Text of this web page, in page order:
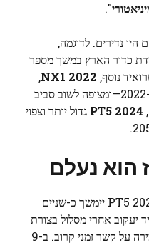
".
נדירים. לדוגמה,
כדור הארץ במשך מספר
2022 NX1
,
שימש כירח זמני פעמיים—ב-1981 וב-2022—ומצופה לשוב סביב
2024 PT5
גדול יותר וצפוי
הוא נעלם
הריקוד הכבידתי בין כדור הארץ ל-2024 PT5 יימשך כ-שניים
יעקוב אחרי מסלול בצורת
סוס רכיבה סביב כדור הארץ, תוך שמירה על קשר זמני קרוב. ב-9